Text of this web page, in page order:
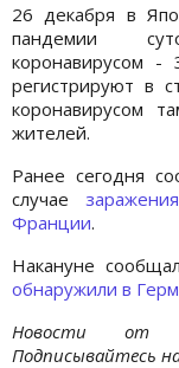
26 декабря в
пандемии
коронавирусом -
регистрируют в
коронавирусом
жителей.
Ранее сегодня
случае
Франции.
Накануне
обнаружили в
Новости от
Подписывайтесь